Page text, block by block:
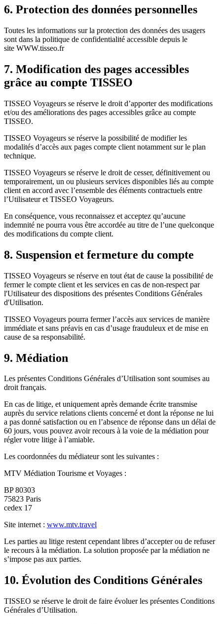
6. Protection des données personnelles
Toutes les informations sur la protection des données des usagers
sont dans la politique de confidentialité accessible depuis le
site WWW.tisseo.fr
7. Modification des pages accessibles
grâce au compte TISSEO
TISSEO Voyageurs se réserve le droit d’apporter des modifications
et/ou des améliorations des pages accessibles grâce au compte
TISSEO.
TISSEO Voyageurs se réserve la possibilité de modifier les
modalités d’accès aux pages compte client notamment sur le plan
technique.
TISSEO Voyageurs se réserve le droit de cesser, définitivement ou
temporairement, un ou plusieurs services disponibles liés au compte
client en accord avec l’ensemble des éléments contractuels entre
l’Utilisateur et TISSEO Voyageurs.
En conséquence, vous reconnaissez et acceptez qu’aucune
indemnité ne pourra vous être accordée au titre de l’une quelconque
des modifications du compte client.
8. Suspension et fermeture du compte
TISSEO Voyageurs se réserve en tout état de cause la possibilité de
fermer le compte client et les services en cas de non-respect par
l'Utilisateur des dispositions des présentes Conditions Générales
d'Utilisation.
TISSEO Voyageurs pourra fermer l’accès aux services de manière
immédiate et sans préavis en cas d’usage frauduleux et de mise en
cause de sa responsabilité.
9. Médiation
Les présentes Conditions Générales d’Utilisation sont soumises au
droit français.
En cas de litige, et uniquement après demande écrite transmise
auprès du service relations clients concerné et dont la réponse ne lui
a pas donné satisfaction ou en l’absence de réponse dans un délai de
60 jours, vous pouvez avoir recours à la voie de la médiation pour
régler votre litige à l’amiable.
Les coordonnées du médiateur sont les suivantes :
MTV Médiation Tourisme et Voyages :
BP 80303
75823 Paris
cedex 17
Site internet : www.mtv.travel
Les parties au litige restent cependant libres d’accepter ou de refuser
le recours à la médiation. La solution proposée par la médiation ne
s’impose pas aux parties.
10. Évolution des Conditions Générales
TISSEO se réserve le droit de faire évoluer les présentes Conditions
Générales d’Utilisation.